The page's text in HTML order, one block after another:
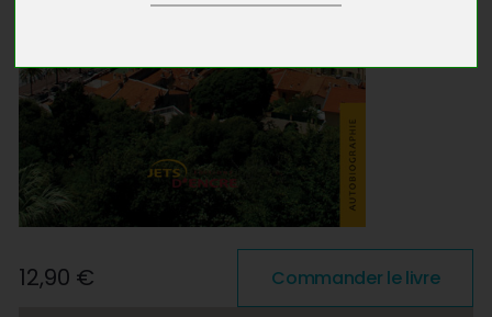
12,90 € Commander le livre